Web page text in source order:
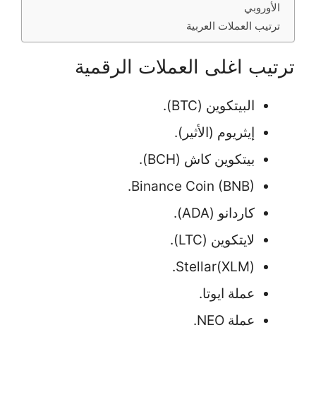
الأوروبي
ترتيب العملات العربية
ترتيب اغلى العملات الرقمية
البيتكوين (BTC).
إيثريوم (الأثير).
بيتكوين كاش (BCH).
Binance Coin (BNB).
كاردانو (ADA).
لايتكوين (LTC).
Stellar(XLM).
عملة ايوتا.
عملة NEO.